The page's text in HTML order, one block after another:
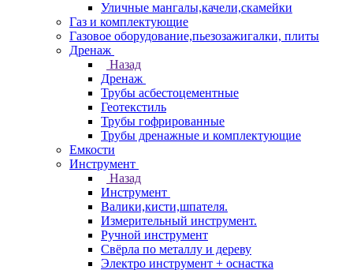
Уличные мангалы,качели,скамейки
Газ и комплектующие
Газовое оборудование,пьезозажигалки, плиты
Дренаж
Назад
Дренаж
Трубы асбестоцементные
Геотекстиль
Трубы гофрированные
Трубы дренажные и комплектующие
Емкости
Инструмент
Назад
Инструмент
Валики,кисти,шпателя.
Измерительный инструмент.
Ручной инструмент
Свёрла по металлу и дереву
Электро инструмент + оснастка